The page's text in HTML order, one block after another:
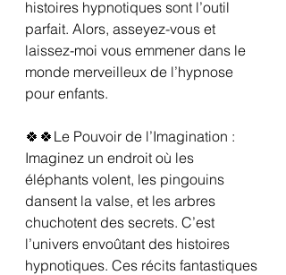
histoires hypnotiques sont l’outil
parfait. Alors, asseyez-vous et
laissez-moi vous emmener dans le
monde merveilleux de l’hypnose
pour enfants.
🍀🍀Le Pouvoir de l’Imagination :
Imaginez un endroit où les
éléphants volent, les pingouins
dansent la valse, et les arbres
chuchotent des secrets. C’est
l’univers envoûtant des histoires
hypnotiques. Ces récits fantastiques